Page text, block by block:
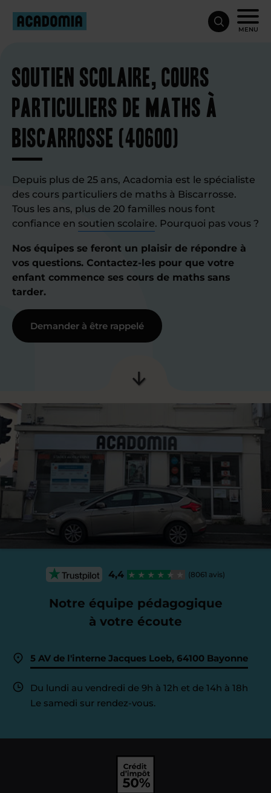
MENU
Soutien scolaire, cours
particuliers de maths à
Biscarrosse (40600)
Depuis plus de 25 ans, Acadomia est le spécialiste
des cours particuliers de maths à Biscarrosse.
Tous les ans, plus de 20 familles nous font
confiance en soutien scolaire. Pourquoi pas vous ?
Nos équipes se feront un plaisir de répondre à
vos questions. Contactez-les pour que votre
enfant commence ses cours de maths sans
tarder.
Demander à être rappelé
4,4 (8061 avis)
Notre équipe pédagogique
à votre écoute
5 AV de l'interne Jacques Loeb, 64100 Bayonne
Du lundi au vendredi de 9h à 12h et de 14h à 18h
Le samedi sur rendez-vous.